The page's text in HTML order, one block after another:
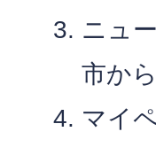
ニュ
市か
マイ